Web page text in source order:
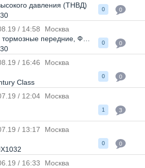
давления (ТНВД)
0 0
/ 14:58
Москва
тормозные передние Фильтр тонкой
0 0
/ 16:46
Москва
Class
0 0
/ 12:04
Москва
1 3
/ 13:17
Москва
0 0
/ 16:33
Москва